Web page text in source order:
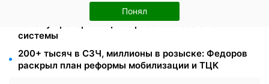
Понял
Цифровизация дел и ВВК: юрист Танасийчук —
почему проверки ТЦК не работают без смены
системы
200+ тысяч в СЗЧ, миллионы в розыске: Федоров
раскрыл план реформы мобилизации и ТЦК